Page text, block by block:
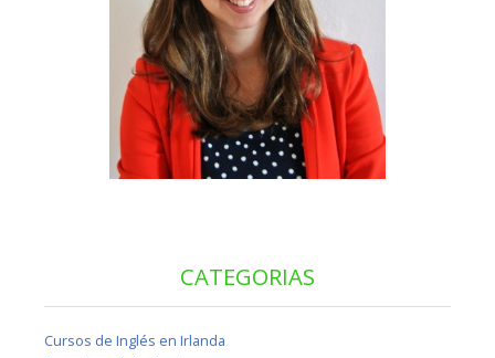
CATEGORIAS
Cursos de Inglés en Irlanda